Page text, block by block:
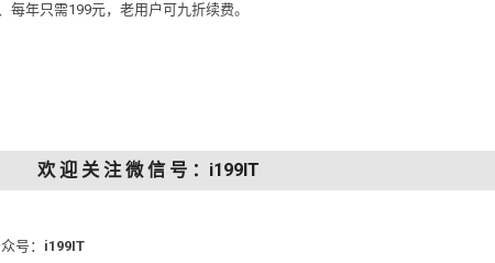
每年只需199元，老用户可九折续费。
欢 迎 关 注 微 信 号 ：i199IT
号： i199IT